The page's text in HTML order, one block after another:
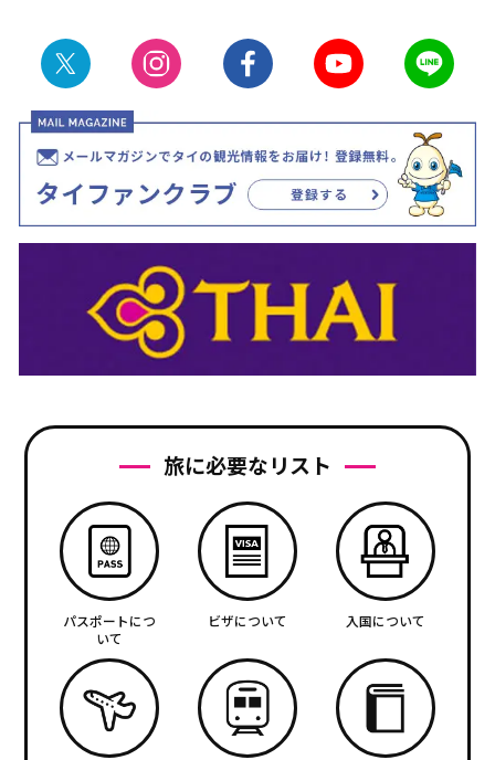
旅に必要なリスト
パスポートにつ
いて
ビザについて 入国について